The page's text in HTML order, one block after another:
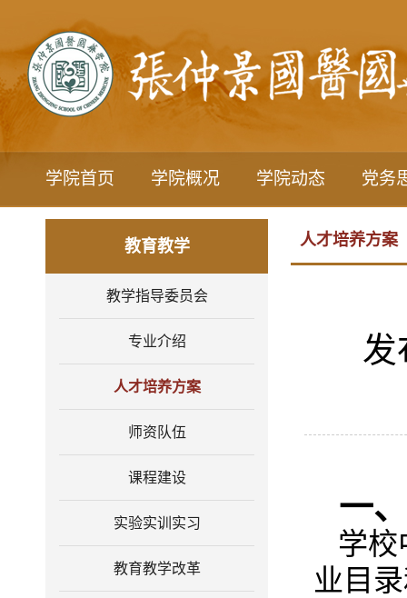
学院首页 学院概况 学院动态 党务
教育教学
教学指导委员会
专业介绍
人才培养方案
师资队伍
课程建设
实验实训实习
教育教学改革
人才培养方案
发
一
学校
业目